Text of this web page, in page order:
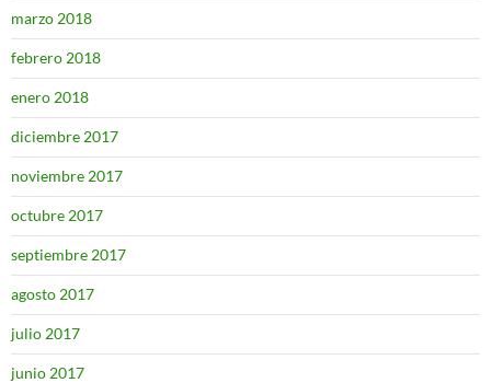
marzo 2018
febrero 2018
enero 2018
diciembre 2017
noviembre 2017
octubre 2017
septiembre 2017
agosto 2017
julio 2017
junio 2017